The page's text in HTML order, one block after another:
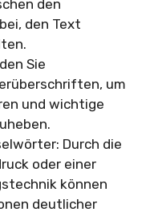
den
den Text
Sie
um
und wichtige
Durch die
oder einer
können
deutlicher